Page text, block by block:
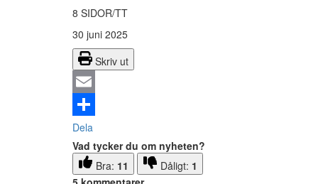
8 SIDOR/TT
30 juni 2025
Skriv ut
Email
Dela
Vad tycker du om nyheten?
Bra: 11 Dåligt: 1